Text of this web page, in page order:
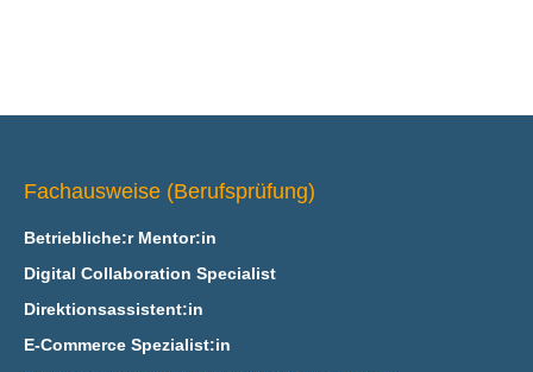
Fachausweise (Berufsprüfung)
Betriebliche:r Mentor:in
Digital Collaboration Specialist
Direktionsassistent:in
E‑Commerce Spezialist:in